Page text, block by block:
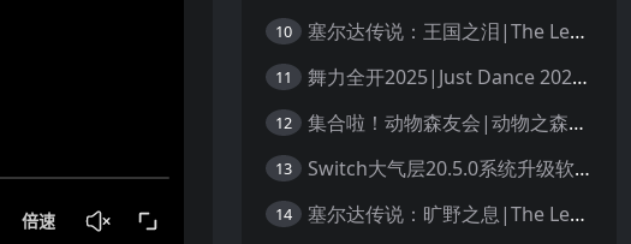
10 塞尔达传说：王国之泪|The Legend of Zelda: Tears of the Kingdom中文
11 舞力全开2025|Just Dance 2025中文
12 集合啦！动物森友会|动物之森|Animal Crossing: New Horizons中文
13 Switch大气层20.5.0系统升级软硬破通用教程
14 塞尔达传说：旷野之息|The Legend of Zelda: Breath of the Wild中文